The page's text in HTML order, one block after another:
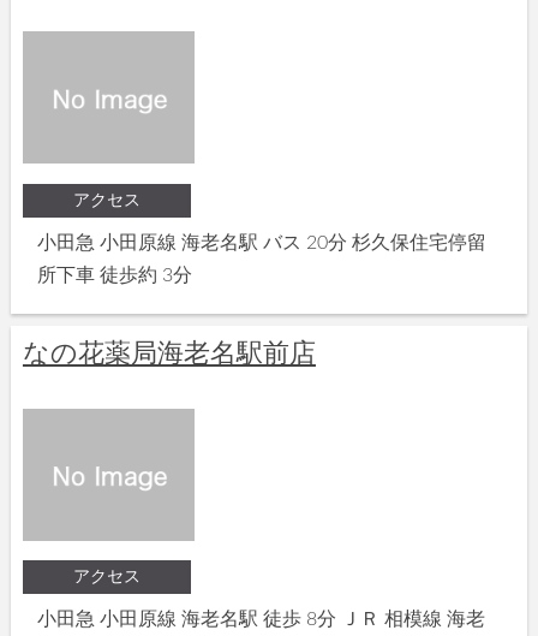
アクセス
小田急 小田原線 海老名駅 バス 20分 杉久保住宅停留
所下車 徒歩約 3分
なの花薬局海老名駅前店
アクセス
小田急 小田原線 海老名駅 徒歩 8分 ＪＲ 相模線 海老